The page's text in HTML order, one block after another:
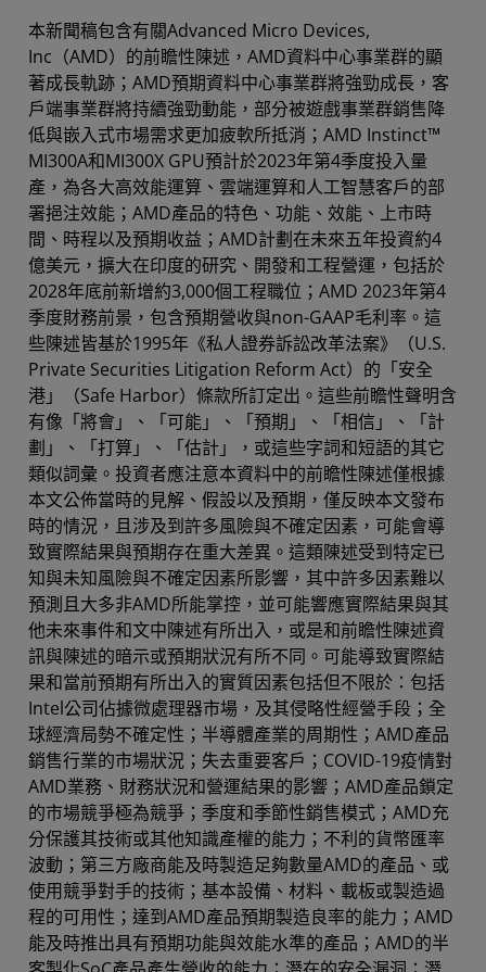
本新聞稿包含有關Advanced Micro Devices,
Inc（AMD）的前瞻性陳述，AMD資料中心事業群的顯
著成長軌跡；AMD預期資料中心事業群將強勁成長，客
戶端事業群將持續強勁動能，部分被遊戲事業群銷售降
低與嵌入式市場需求更加疲軟所抵消；AMD Instinct™
MI300A和MI300X GPU預計於2023年第4季度投入量
產，為各大高效能運算、雲端運算和人工智慧客戶的部
署挹注效能；AMD產品的特色、功能、效能、上市時
間、時程以及預期收益；AMD計劃在未來五年投資約4
億美元，擴大在印度的研究、開發和工程營運，包括於
2028年底前新增約3,000個工程職位；AMD 2023年第4
季度財務前景，包含預期營收與non-GAAP毛利率。這
些陳述皆基於1995年《私人證券訴訟改革法案》（U.S.
Private Securities Litigation Reform Act）的「安全
港」（Safe Harbor）條款所訂定出。這些前瞻性聲明含
有像「將會」、「可能」、「預期」、「相信」、「計
劃」、「打算」、「估計」，或這些字詞和短語的其它
類似詞彙。投資者應注意本資料中的前瞻性陳述僅根據
本文公佈當時的見解、假設以及預期，僅反映本文發布
時的情況，且涉及到許多風險與不確定因素，可能會導
致實際結果與預期存在重大差異。這類陳述受到特定已
知與未知風險與不確定因素所影響，其中許多因素難以
預測且大多非AMD所能掌控，並可能響應實際結果與其
他未來事件和文中陳述有所出入，或是和前瞻性陳述資
訊與陳述的暗示或預期狀況有所不同。可能導致實際結
果和當前預期有所出入的實質因素包括但不限於：包括
Intel公司佔據微處理器市場，及其侵略性經營手段；全
球經濟局勢不確定性；半導體產業的周期性；AMD產品
銷售行業的市場狀況；失去重要客戶；COVID-19疫情對
AMD業務、財務狀況和營運結果的影響；AMD產品鎖定
的市場競爭極為競爭；季度和季節性銷售模式；AMD充
分保護其技術或其他知識產權的能力；不利的貨幣匯率
波動；第三方廠商能及時製造足夠數量AMD的產品、或
使用競爭對手的技術；基本設備、材料、載板或製造過
程的可用性；達到AMD產品預期製造良率的能力；AMD
能及時推出具有預期功能與效能水準的產品；AMD的半